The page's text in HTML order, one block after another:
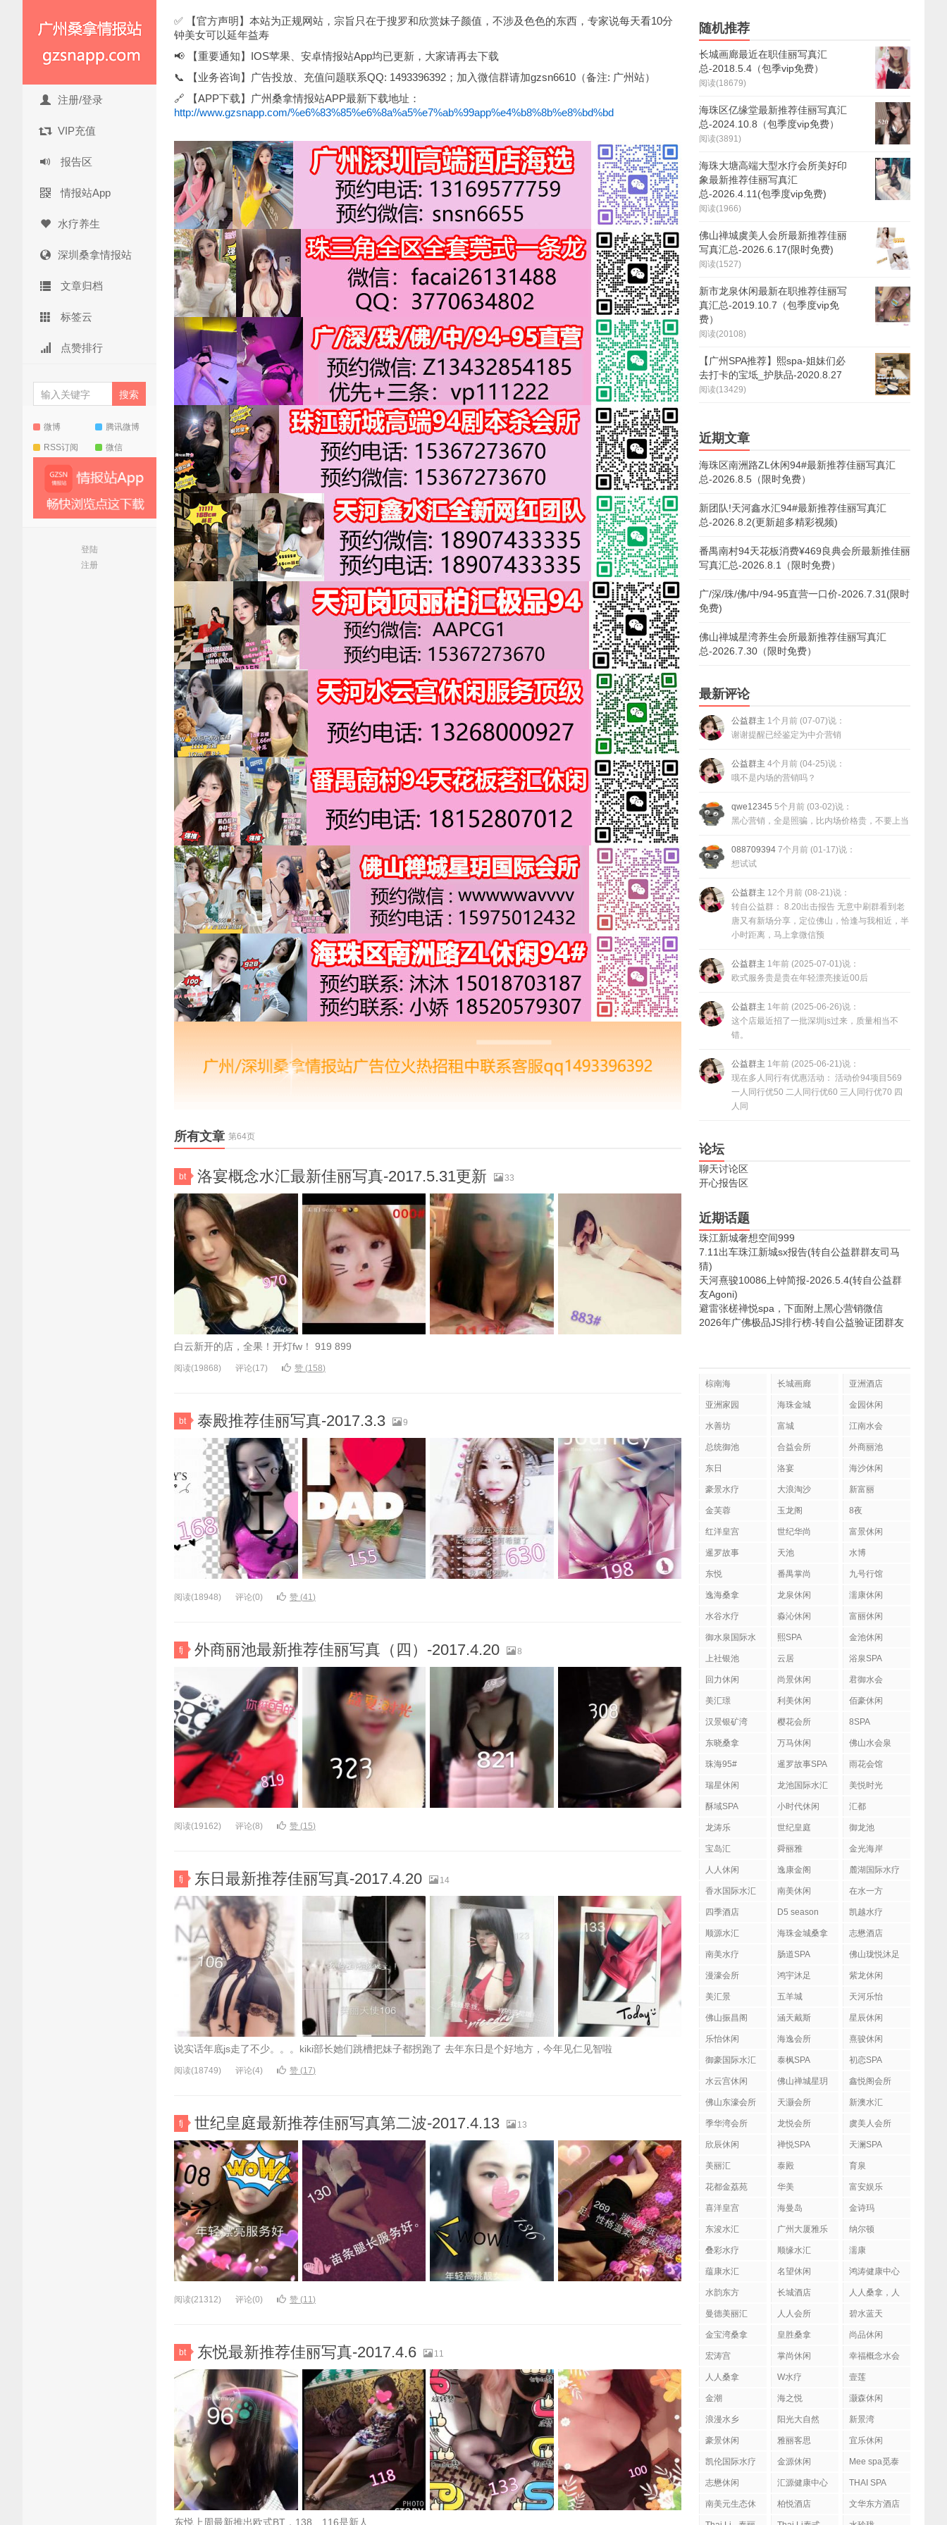
注册/登录
VIP充值
报告区
情报站App
水疗养生
深圳桑拿情报站
文章归档
标签云
点赞排行
微博 腾讯微博
RSS订阅 微信
登陆
注册
✅ 【官方声明】本站为正规网站，宗旨只在于搜罗和欣赏妹子颜值，不涉及色色的东西，专家说每天看10分
钟美女可以延年益寿
📢 【重要通知】IOS苹果、安卓情报站App均已更新，大家请再去下载
📞 【业务咨询】广告投放、充值问题联系QQ: 1493396392；加入微信群请加gzsn6610（备注: 广州站）
🔗 【APP下载】广州桑拿情报站APP最新下载地址：
http://www.gzsnapp.com/%e6%83%85%e6%8a%a5%e7%ab%99app%e4%b8%8b%e8%bd%bd
所有文章 第64页
bt 洛宴概念水汇最新佳丽写真-2017.5.31更新 33
白云新开的店，全果！开灯fw！ 919 899
阅读(19868) 评论(17) 赞 (158)
bt 泰殿推荐佳丽写真-2017.3.3 9
阅读(18948) 评论(0) 赞 (41)
fj 外商丽池最新推荐佳丽写真（四）-2017.4.20 8
阅读(19162) 评论(8) 赞 (15)
fj 东日最新推荐佳丽写真-2017.4.20 14
说实话年底js走了不少。。。kiki部长她们跳槽把妹子都拐跑了 去年东日是个好地方，今年见仁见智啦
阅读(18749) 评论(4) 赞 (17)
fj 世纪皇庭最新推荐佳丽写真第二波-2017.4.13 13
阅读(21312) 评论(0) 赞 (11)
bt 东悦最新推荐佳丽写真-2017.4.6 11
东悦上周最新推出欧式BT，138、116是新人
随机推荐
长城画廊最近在职佳丽写真汇
总-2018.5.4（包季vip免费）
阅读(18679)
海珠区亿缘堂最新推荐佳丽写真汇
总-2024.10.8（包季度vip免费）
阅读(3891)
海珠大塘高端大型水疗会所美好印
象最新推荐佳丽写真汇
总-2026.4.11(包季度vip免费)
阅读(1966)
佛山禅城虞美人会所最新推荐佳丽
写真汇总-2026.6.17(限时免费)
阅读(1527)
新市龙泉休闲最新在职推荐佳丽写
真汇总-2019.10.7（包季度vip免
费）
阅读(20108)
【广州SPA推荐】熙spa-姐妹们必
去打卡的宝坻_护肤品-2020.8.27
阅读(13429)
近期文章
海珠区南洲路ZL休闲94#最新推荐佳丽写真汇
总-2026.8.5（限时免费）
新团队!天河鑫水汇94#最新推荐佳丽写真汇
总-2026.8.2(更新超多精彩视频)
番禺南村94天花板消费¥469良典会所最新推佳丽
写真汇总-2026.8.1（限时免费）
广/深/珠/佛/中/94-95直营一口价-2026.7.31(限时
免费)
佛山禅城星湾养生会所最新推荐佳丽写真汇
总-2026.7.30（限时免费）
最新评论
公益群主 1个月前 (07-07)说：
谢谢提醒已经鉴定为中介营销
公益群主 4个月前 (04-25)说：
哦不是内场的营销吗？
qwe12345 5个月前 (03-02)说：
黑心营销，全是照骗，比内场价格贵，不要上当
088709394 7个月前 (01-17)说：
想试试
公益群主 12个月前 (08-21)说：
转自公益群： 8.20出击报告 无意中刷群看到老
唐又有新场分享，定位佛山，恰逢与我相近，半
小时距离，马上拿微信预
公益群主 1年前 (2025-07-01)说：
欧式服务贵是贵在年轻漂亮接近00后
公益群主 1年前 (2025-06-26)说：
这个店最近招了一批深圳js过来，质量相当不
错。
公益群主 1年前 (2025-06-21)说：
现在多人同行有优惠活动： 活动价94项目569
一人同行优50 二人同行优60 三人同行优70 四
人同
论坛
聊天讨论区
开心报告区
近期话题
珠江新城奢想空间999
7.11出车珠江新城sx报告(转自公益群群友司马
猜)
天河熹骏10086上钟简报-2026.5.4(转自公益群
友Agoni)
避雷张槎禅悦spa，下面附上黑心营销微信
2026年广佛极品JS排行榜-转自公益验证团群友
棕南海 长城画廊 亚洲酒店
亚洲家园 海珠金城 金园休闲
水善坊 富城 江南水会
总统御池 合益会所 外商丽池
东日 洛宴 海沙休闲
豪景水疗 大浪淘沙 新富丽
金芙蓉 玉龙阁 8夜
红洋皇宫 世纪华尚 富景休闲
暹罗故事 天池 水博
东悦 番禺掌尚 九号行馆
逸海桑拿 龙泉休闲 濡康休闲
水谷水疗 淼沁休闲 富丽休闲
御水泉国际水
熙SPA 金池休闲
上社银池 云居 浴泉SPA
回力休闲 尚景休闲 君御水会
美汇璟 利美休闲 佰豪休闲
汉景银矿湾 樱花会所 8SPA
东晓桑拿 万马休闲 佛山水会泉
珠海95# 暹罗故事SPA 雨花会馆
瑞星休闲 龙池国际水汇 美悦时光
酥域SPA 小时代休闲 汇都
龙涛乐 世纪皇庭 御龙池
宝岛汇 舜丽雅 金光海岸
人人休闲 逸康金阁 麓湖国际水疗
香水国际水汇 南美休闲 在水一方
四季酒店 D5 season 凯越水疗
顺源水汇 海珠金城桑拿 志懋酒店
南美水疗 肠道SPA 佛山珑悦沐足
漫濠会所 鸿宇沐足 紫龙休闲
美汇景 五羊城 天河乐怡
佛山振昌阁 涵天戴斯 星辰休闲
乐怡休闲 海逸会所 熹骏休闲
御豪国际水汇 泰枫SPA 初恋SPA
水云宫休闲
佛山禅城星玥
鑫悦阁会所
佛山东濠会所 天灏会所 新澳水汇
季华湾会所 龙悦会所 虞美人会所
欣辰休闲 禅悦SPA 天澜SPA
美丽汇 泰殿 育泉
花都金荔苑 华美 富安娱乐
喜洋皇宫 海曼岛 金诗玛
东浚水汇
广州大厦雅乐
纳尔顿
叠彩水疗 顺缘水汇 濡康
蕴康水汇 名望休闲 鸿涛健康中心
水韵东方 长城酒店
人人桑拿，人
曼德美丽汇 人人会所 碧水蓝天
金宝湾桑拿 皇胜桑拿 尚品休闲
宏涛宫 掌尚休闲 幸福概念水会
人人桑拿 W水疗 壹莲
金潮 海之悦 灏森休闲
浪漫水乡 阳光大自然 新景湾
豪景休闲 雅丽客思 宜乐休闲
凯伦国际水疗 金源休闲
Mee spa觅泰
志懋休闲 汇源健康中心 THAI SPA
南美元生态休
柏悦酒店 文华东方酒店